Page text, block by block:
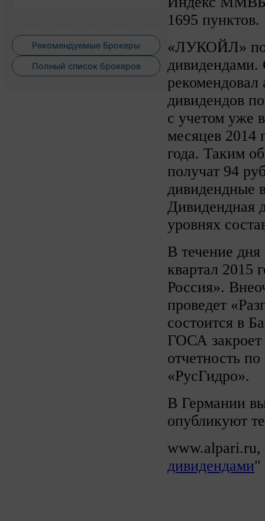
Рекомендуемые Брокеры
Полный список брокеров
1695 пунктов.
«ЛУКОЙЛ»
дивидендами.
рекомендовал
дивидендов
с учетом уже
месяцев 2014
года. Таким
получат 94
дивидендные
Дивидендная
уровнях
В течение
квартал 2015
Россия».
проведет
состоится в
ГОСА
отчетность
«РусГидро».
В Германии
опубликуют
дивидендами"